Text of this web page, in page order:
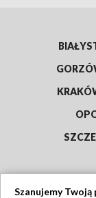
Szanujemy